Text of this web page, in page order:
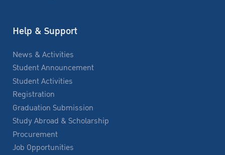
Help & Support
News & Activities
Student Announcement
Student Activities
Registration
Graduation Submission
Study Abroad & Scholarship
Procurement
Job Opportunities